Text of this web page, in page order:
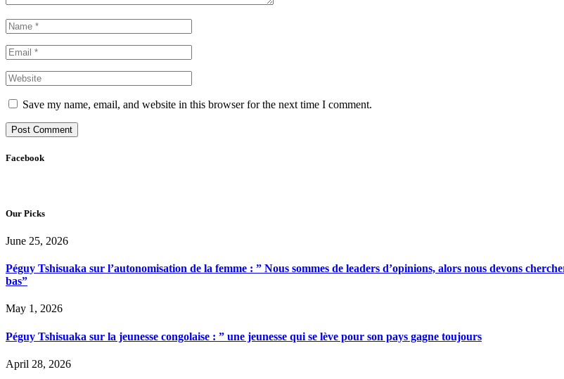
Save my name, email, and website in this browser for the next time I comment.
Facebook
Our Picks
June 25, 2026
Péguy Tshisuaka sur l’autonomisation de la femme : ” Nous sommes de leaders d’opinions, alors nous devons
bas”
May 1, 2026
Péguy Tshisuaka sur la jeunesse congolaise : ” une jeunesse qui se lève pour son pays gagne toujours
April 28, 2026